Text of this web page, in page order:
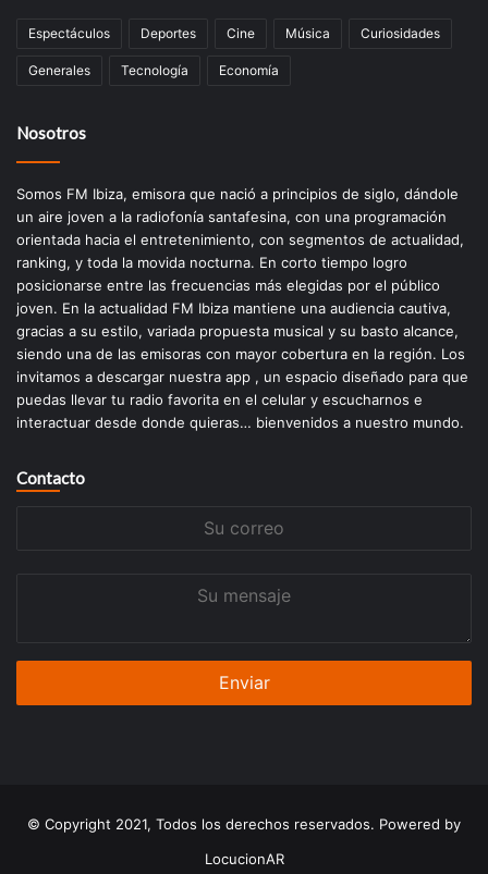
Espectáculos Deportes Cine Música Curiosidades
Generales Tecnología Economía
Nosotros
Somos FM Ibiza, emisora que nació a principios de siglo, dándole
un aire joven a la radiofonía santafesina, con una programación
orientada hacia el entretenimiento, con segmentos de actualidad,
ranking, y toda la movida nocturna. En corto tiempo logro
posicionarse entre las frecuencias más elegidas por el público
joven. En la actualidad FM Ibiza mantiene una audiencia cautiva,
gracias a su estilo, variada propuesta musical y su basto alcance,
siendo una de las emisoras con mayor cobertura en la región. Los
invitamos a descargar nuestra app , un espacio diseñado para que
puedas llevar tu radio favorita en el celular y escucharnos e
interactuar desde donde quieras… bienvenidos a nuestro mundo.
Contacto
© Copyright 2021, Todos los derechos reservados. Powered by
LocucionAR